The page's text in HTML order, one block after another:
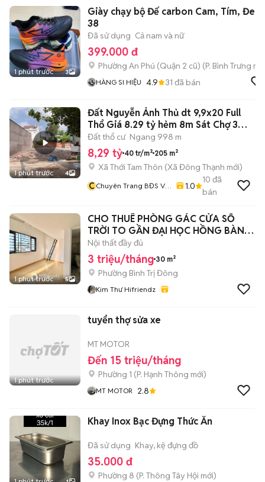
1 phút trước 3
Giày chạy bộ Đế carbon Cam, Tím, Đen
38
Đã sử dụng Cả nam và nữ
399.000 đ
Phường An Phú (Quận 2 cũ) (P. Bình Trưng
HÀNG SI HIỆU 4.9 31 đã bán
1 phút trước 4
Đất Nguyễn Ảnh Thủ dt 9,9x20 Full
Thổ Giá 8.29 tỷ hẻm 8m Sát Chợ 3
Bầu
Đất thổ cư Ngang 998 m
8,29 tỷ 40 tr/m² 205 m²
Xã Thới Tam Thôn (Xã Đông Thạnh mới)
CChuyên Trang BĐS Vũ
1.0
10 đã
bán
1 phút trước 5
CHO THUÊ PHÒNG GÁC CỬA SỔ
TRỜI TO GẦN ĐẠI HỌC HỒNG BÀNG
QUẬN 11
Nội thất đầy đủ
3 triệu/tháng 30 m²
Phường Bình Trị Đông
Kim Thư Hifriendz
1 phút trước
tuyển thợ sửa xe
MT MOTOR
Đến 15 triệu/tháng
Phường 1 (P. Hạnh Thông mới)
MT MOTOR 2.8
Khay Inox Bạc Đựng Thức Ăn
Đã sử dụng Khay, kệ đựng đồ
35.000 đ
Phường 8 (P. Thông Tây Hội mới)